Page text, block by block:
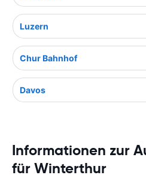
Luzern
Chur Bahnhof
Davos
Informationen zur
für Winterthur